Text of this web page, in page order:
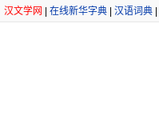
汉文学网 在线新华字典 汉语词典